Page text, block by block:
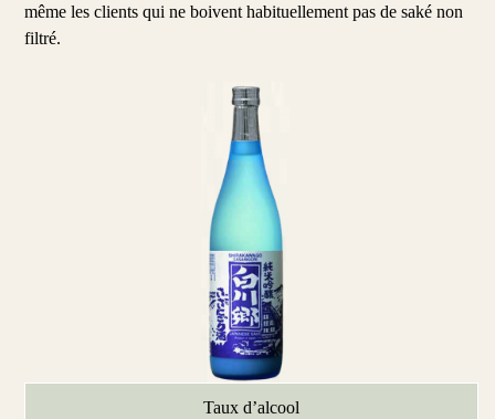
même les clients qui ne boivent habituellement pas de saké non
filtré.
Taux d’alcool